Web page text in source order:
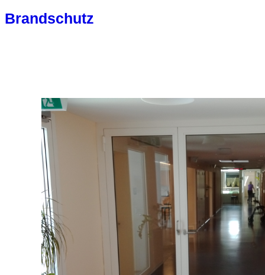
Brandschutz